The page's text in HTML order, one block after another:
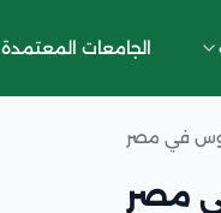
الجامعات المعتمدة
في مصر
مصر